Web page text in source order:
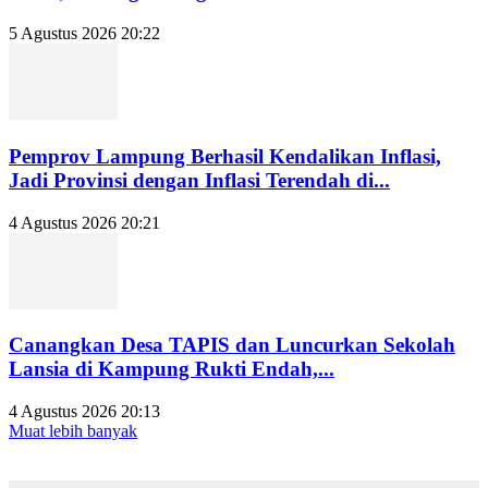
5 Agustus 2026 20:22
Pemprov Lampung Berhasil Kendalikan Inflasi,
Jadi Provinsi dengan Inflasi Terendah di...
4 Agustus 2026 20:21
Canangkan Desa TAPIS dan Luncurkan Sekolah
Lansia di Kampung Rukti Endah,...
4 Agustus 2026 20:13
Muat lebih banyak